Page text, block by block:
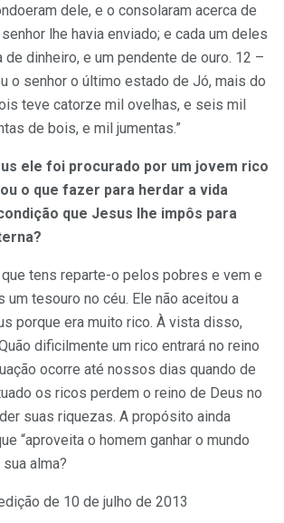
dele, e o consolaram acerca de
lhe havia enviado; e cada um deles
de dinheiro, e um pendente de ouro. 12 –
o senhor o último estado de Jó, mais do
teve catorze mil ovelhas, e seis mil
de bois, e mil jumentas.”
ele foi procurado por um jovem rico
o que fazer para herdar a vida
que Jesus lhe impôs para
tens reparte-o pelos pobres e vem e
um tesouro no céu. Ele não aceitou a
porque era muito rico. À vista disso,
dificilmente um rico entrará no reino
ocorre até nossos dias quando de
os ricos perdem o reino de Deus no
suas riquezas. A propósito ainda
“aproveita o homem ganhar o mundo
alma?
de 10 de julho de 2013